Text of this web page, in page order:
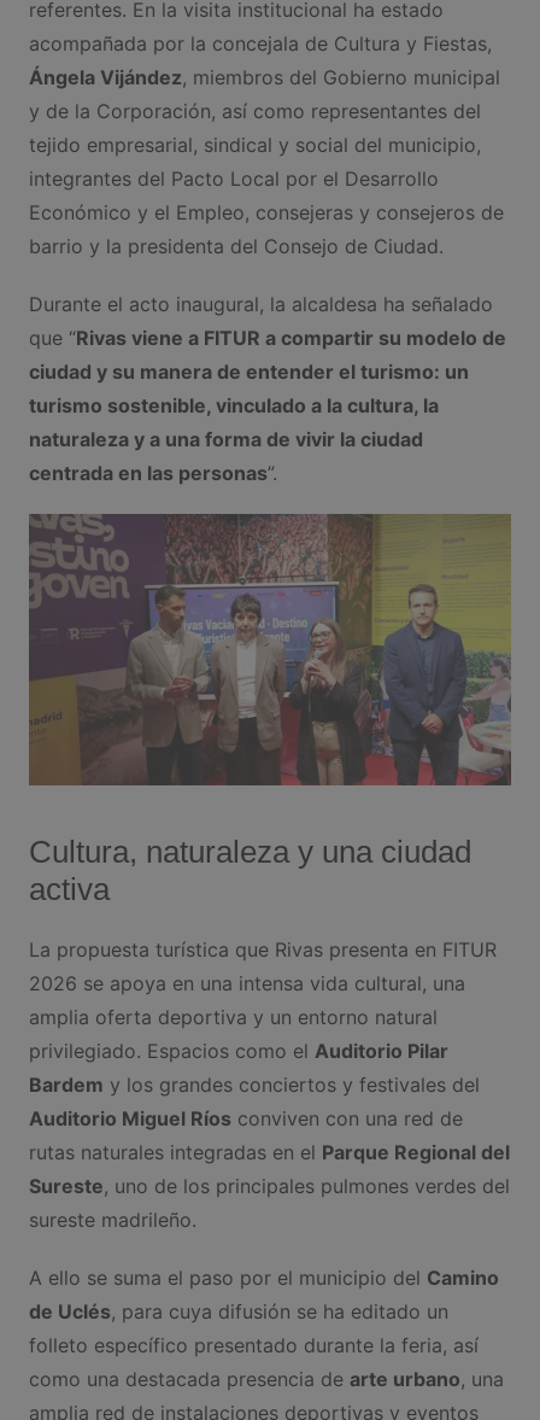
referentes. En la visita institucional ha estado
acompañada por la concejala de Cultura y Fiestas,
Ángela Vijández, miembros del Gobierno municipal
y de la Corporación, así como representantes del
tejido empresarial, sindical y social del municipio,
integrantes del Pacto Local por el Desarrollo
Económico y el Empleo, consejeras y consejeros de
barrio y la presidenta del Consejo de Ciudad.
Durante el acto inaugural, la alcaldesa ha señalado
que “Rivas viene a FITUR a compartir su modelo de
ciudad y su manera de entender el turismo: un
turismo sostenible, vinculado a la cultura, la
naturaleza y a una forma de vivir la ciudad
centrada en las personas”.
Cultura, naturaleza y una ciudad
activa
La propuesta turística que Rivas presenta en FITUR
2026 se apoya en una intensa vida cultural, una
amplia oferta deportiva y un entorno natural
privilegiado. Espacios como el Auditorio Pilar
Bardem y los grandes conciertos y festivales del
Auditorio Miguel Ríosconviven con una red de
rutas naturales integradas en el Parque Regional del
Sureste, uno de los principales pulmones verdes del
sureste madrileño.
A ello se suma el paso por el municipio del Camino
de Uclés, para cuya difusión se ha editado un
folleto específico presentado durante la feria, así
como una destacada presencia de arte urbano, una
amplia red de instalaciones deportivas y eventos